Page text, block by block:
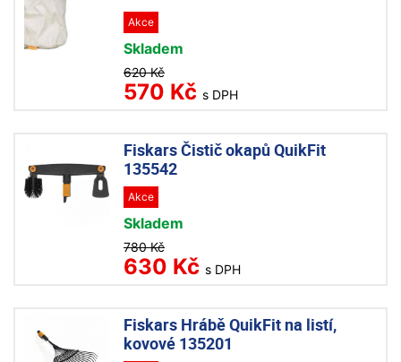
Akce
Skladem
620 Kč
570 Kč s DPH
Fiskars Čistič okapů QuikFit
135542
Akce
Skladem
780 Kč
630 Kč s DPH
Fiskars Hrábě QuikFit na listí,
kovové 135201